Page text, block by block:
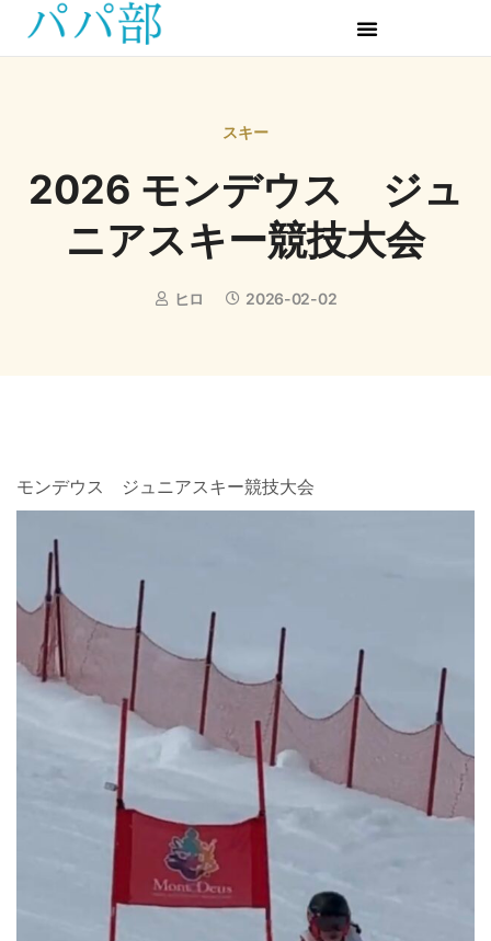
スキー
2026 モンデウス ジュ
ニアスキー競技大会
ヒロ 2026-02-02
モンデウス ジュニアスキー競技大会